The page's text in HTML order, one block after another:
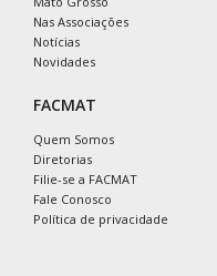
Nas Associações
Notícias
Novidades
FACMAT
Quem Somos
Diretorias
Filie-se a FACMAT
Fale Conosco
Política de privacidade